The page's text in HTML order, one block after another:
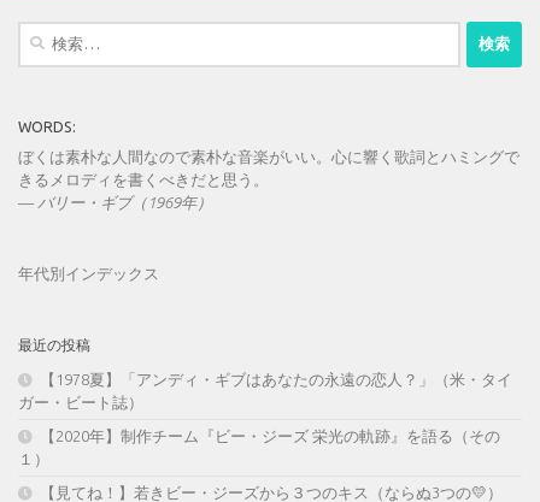
WORDS:
ぼくは素朴な人間なので素朴な音楽がいい。心に響く歌詞とハミングで
きるメロディを書くべきだと思う。
— バリー・ギブ（1969年）
年代別インデックス
最近の投稿
【1978夏】「アンディ・ギブはあなたの永遠の恋人？」（米・タイ
ガー・ビート誌）
【2020年】制作チーム『ビー・ジーズ 栄光の軌跡』を語る（その
１）
【見てね！】若きビー・ジーズから３つのキス（ならぬ3つの💛）